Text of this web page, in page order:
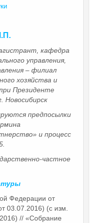
кафедра
управления,
– филиал
хозяйства и
Президенте
Новосибирск
предпосылки
и процесс
частное
Федерации от
03.07.2016) (с изм.
// «Собрание